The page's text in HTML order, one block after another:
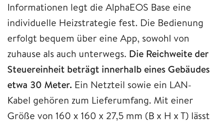
Informationen legt die AlphaEOS Base eine
individuelle Heizstrategie fest. Die Bedienung
erfolgt bequem über eine App, sowohl von
zuhause als auch unterwegs. Die Reichweite der
Steuereinheit beträgt innerhalb eines Gebäudes
etwa 30 Meter. Ein Netzteil sowie ein LAN-
Kabel gehören zum Lieferumfang. Mit einer
Größe von 160 x 160 x 27,5 mm (B x H x T) lässt